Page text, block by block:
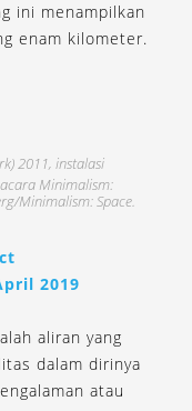
ini menampilkan
enam kilometer.
2011, instalasi
Minimalism:
Minimalism: Space.
2019
aliran yang
dalam dirinya
atau